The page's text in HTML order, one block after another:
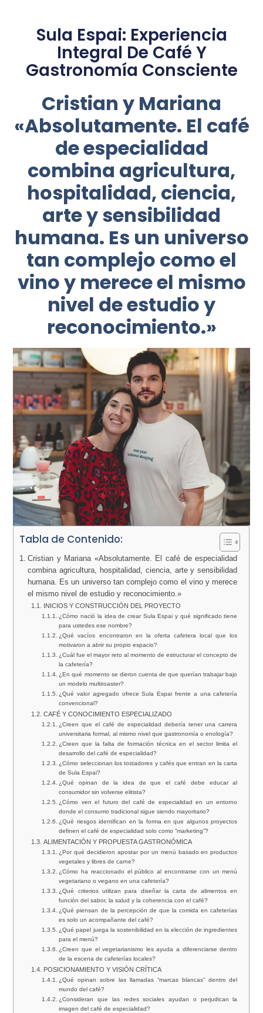
Sula Espai: Experiencia
Integral De Café Y
Gastronomía Consciente
Cristian y Mariana
«Absolutamente. El café
de especialidad
combina agricultura,
hospitalidad, ciencia,
arte y sensibilidad
humana. Es un universo
tan complejo como el
vino y merece el mismo
nivel de estudio y
reconocimiento.»
Tabla de Contenido:
Cristian y Mariana «Absolutamente. El café de especialidad
combina agricultura, hospitalidad, ciencia, arte y sensibilidad
humana. Es un universo tan complejo como el vino y merece
el mismo nivel de estudio y reconocimiento.»
INICIOS Y CONSTRUCCIÓN DEL PROYECTO
¿Cómo nació la idea de crear Sula Espai y qué significado tiene
para ustedes ese nombre?
¿Qué vacíos encontraron en la oferta cafetera local que los
motivaron a abrir su propio espacio?
¿Cuál fue el mayor reto al momento de estructurar el concepto de
la cafetería?
¿En qué momento se dieron cuenta de que querían trabajar bajo
un modelo multiroaster?
¿Qué valor agregado ofrece Sula Espai frente a una cafetería
convencional?
CAFÉ Y CONOCIMIENTO ESPECIALIZADO
¿Creen que el café de especialidad debería tener una carrera
universitaria formal, al mismo nivel que gastronomía o enología?
¿Creen que la falta de formación técnica en el sector limita el
desarrollo del café de especialidad?
¿Cómo seleccionan los tostadores y cafés que entran en la carta
de Sula Espai?
¿Qué opinan de la idea de que el café debe educar al
consumidor sin volverse elitista?
¿Cómo ven el futuro del café de especialidad en un entorno
donde el consumo tradicional sigue siendo mayoritario?
¿Qué riesgos identifican en la forma en que algunos proyectos
definen el café de especialidad solo como “marketing”?
ALIMENTACIÓN Y PROPUESTA GASTRONÓMICA
¿Por qué decidieron apostar por un menú basado en productos
vegetales y libres de carne?
¿Cómo ha reaccionado el público al encontrarse con un menú
vegetariano o vegano en una cafetería?
¿Qué criterios utilizan para diseñar la carta de alimentos en
función del sabor, la salud y la coherencia con el café?
¿Qué piensan de la percepción de que la comida en cafeterías
es solo un acompañante del café?
¿Qué papel juega la sostenibilidad en la elección de ingredientes
para el menú?
¿Creen que el vegetarianismo les ayuda a diferenciarse dentro
de la escena de cafeterías locales?
POSICIONAMIENTO Y VISIÓN CRÍTICA
¿Qué opinan sobre las llamadas “marcas blancas” dentro del
mundo del café?
¿Consideran que las redes sociales ayudan o perjudican la
imagen del café de especialidad?